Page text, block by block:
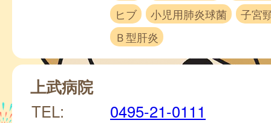
ヒブ
小児用肺炎球菌
子宮
Ｂ型肝炎
上武病院
TEL:
0495-21-0111